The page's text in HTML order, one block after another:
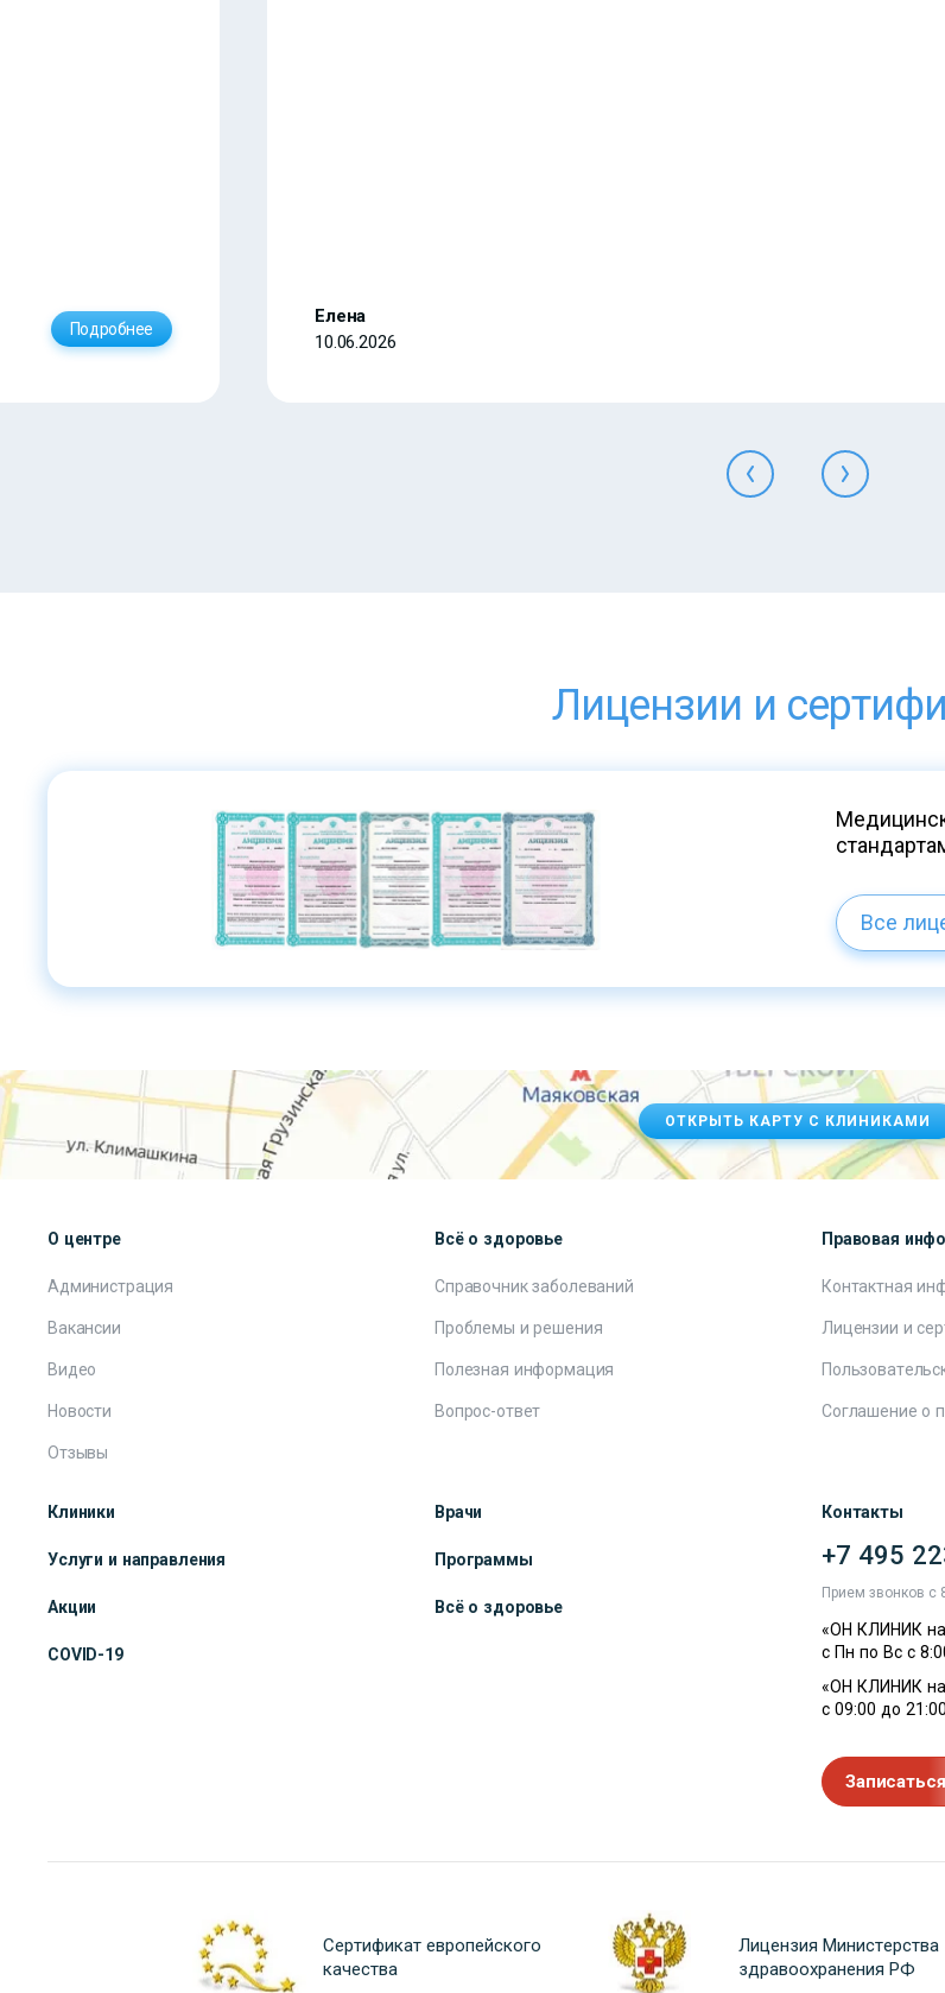
Подробнее
Елена
10.06.2026
Лицензии и
Все
ОТКРЫТЬ КАРТУ С КЛИНИКАМИ
О центре
Администрация
Вакансии
Видео
Новости
Отзывы
Всё о здоровье
Справочник заболеваний
Проблемы и решения
Полезная информация
Вопрос-ответ
Правовая
Контактная
Лицензии и
Соглашение о
Клиники Врачи
Услуги и направления Программы
Акции Всё о здоровье
COVID-19
Контакты
+7 495
Прием звонков с
«ОН КЛИНИК на
с Пн по Вс с
«ОН КЛИНИК
с 09:00 до 21:00
Сертификат европейского
качества
Лицензия Министерства
здравоохранения РФ